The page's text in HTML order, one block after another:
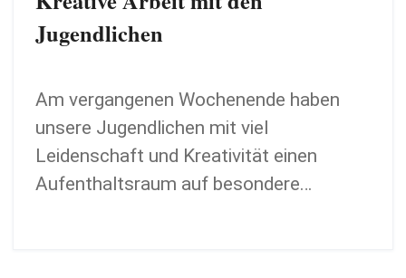
Jugendlichen
Am vergangenen Wochenende haben
unsere Jugendlichen mit viel
Leidenschaft und Kreativität einen
Aufenthaltsraum auf besondere…